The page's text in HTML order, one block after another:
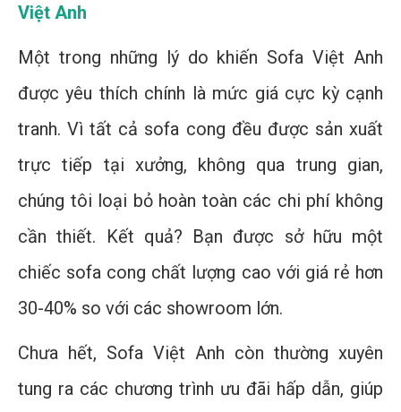
Việt Anh
Một trong những lý do khiến Sofa Việt Anh
được yêu thích chính là mức giá cực kỳ cạnh
tranh. Vì tất cả sofa cong đều được sản xuất
trực tiếp tại xưởng, không qua trung gian,
chúng tôi loại bỏ hoàn toàn các chi phí không
cần thiết. Kết quả? Bạn được sở hữu một
chiếc sofa cong chất lượng cao với giá rẻ hơn
30-40% so với các showroom lớn.
Chưa hết, Sofa Việt Anh còn thường xuyên
tung ra các chương trình ưu đãi hấp dẫn, giúp